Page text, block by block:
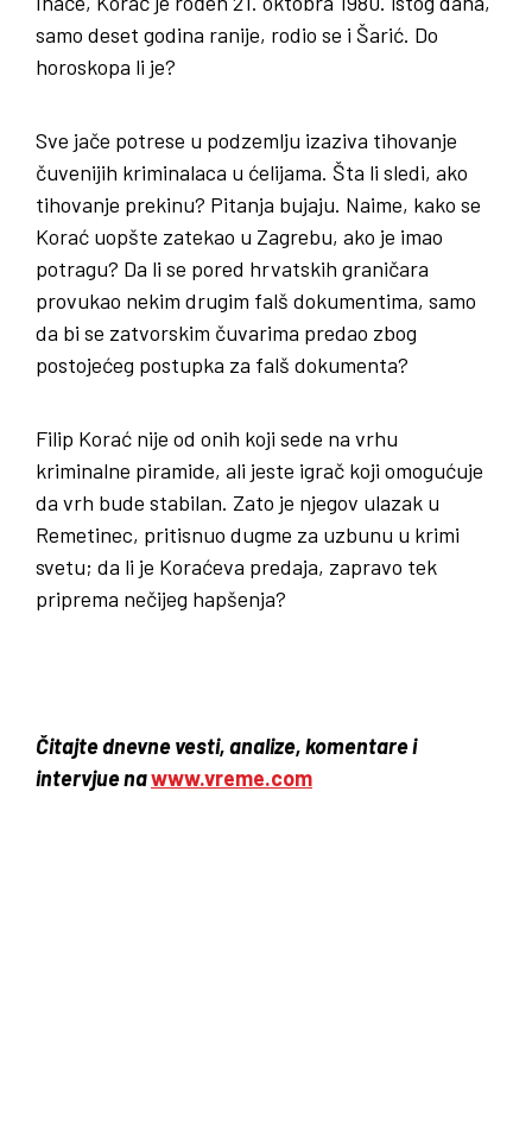
samo deset godina ranije, rodio se i Šarić. Do
horoskopa li je?
Sve jače potrese u podzemlju izaziva tihovanje
čuvenijih kriminalaca u ćelijama. Šta li sledi, ako
tihovanje prekinu? Pitanja bujaju. Naime, kako se
Korać uopšte zatekao u Zagrebu, ako je imao
potragu? Da li se pored hrvatskih graničara
provukao nekim drugim falš dokumentima, samo
da bi se zatvorskim čuvarima predao zbog
postojećeg postupka za falš dokumenta?
Filip Korać nije od onih koji sede na vrhu
kriminalne piramide, ali jeste igrač koji omogućuje
da vrh bude stabilan. Zato je njegov ulazak u
Remetinec, pritisnuo dugme za uzbunu u krimi
svetu; da li je Koraćeva predaja, zapravo tek
priprema nečijeg hapšenja?
Čitajte dnevne vesti, analize, komentare i
intervjue nawww.vreme.com